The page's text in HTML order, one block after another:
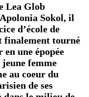
Lea Glob
Sokol, il
d’école de
finalement tourné
une épopée
jeune femme
au coeur du
de ses